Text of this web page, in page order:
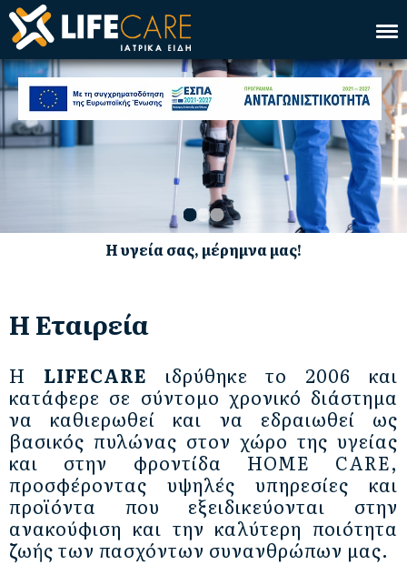
Αρχική
Εταιρεία
Υπηρεσία
Προϊόντα
Επικοινωνία
Eng
Η υγεία σας, μέρημνα μας!
Η Εταιρεία
Η LIFECARE ιδρύθηκε το 2006 και
κατάφερε σε σύντομο χρονικό διάστημα
να καθιερωθεί και να εδραιωθεί ως
βασικός πυλώνας στον χώρο της υγείας
και στην φροντίδα HOME CARE,
προσφέροντας υψηλές υπηρεσίες και
προϊόντα που εξειδικεύονται στην
ανακούφιση και την καλύτερη ποιότητα
ζωής των πασχόντων συνανθρώπων μας.